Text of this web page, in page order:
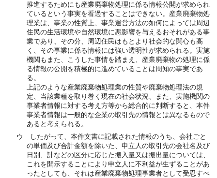
推進するためにも産業廃棄物処理に係る情報公開が求められ
ているという事実を看過することはできない。産業廃棄物処
理業は、事業の性質上、事業運営方法の如何によっては周辺
住民の生活環境や自然環境に悪影響を与えるおそれがある事
業であり、その分、周辺住民はもとより社会的な関心も高
く、その事業に係る情報には強い透明性が求められる。実施
機関もまた、こうした事情を踏まえ、産業廃棄物の処理に係
る情報の公開を積極的に進めていることは周知の事実であ
る。
上記のような産業廃棄物処理業の性質や廃棄物処理法の規
定、当該業種を取り巻く現在の社会状況、また、実施機関の
事業者情報に対する考え方等から総合的に判断すると、本件
事業者情報は一般的な企業の取引先の情報とは異なるもので
あると考えられる。
ウ したがって、本件文書に記載された情報のうち、会社ごと
の単価及び合計金額を除いた、申立人の取引先の会社名及び
日別、計などの区分に応じた搬入量又は搬出量については、
これを開示することにより申立人に不利益が生ずることがあ
ったとしても、それは産業廃棄物処理事業者として受忍すべ